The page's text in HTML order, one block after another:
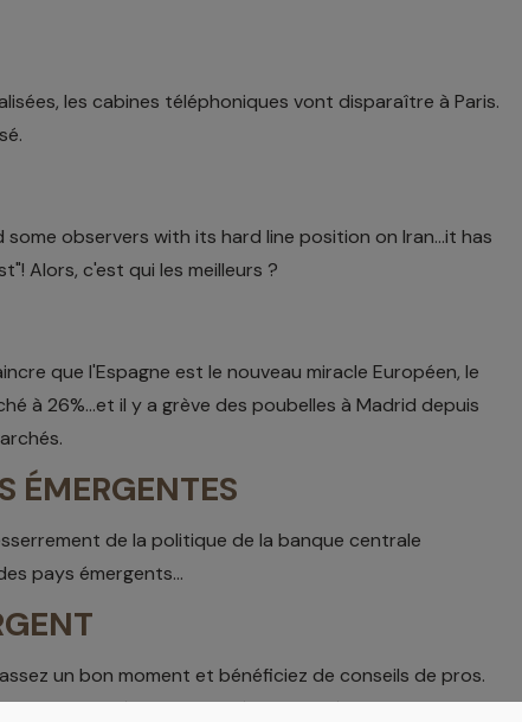
les cabines téléphoniques vont disparaître à Paris.
observers with its hard line position on Iran...it has
Alors, c'est qui les meilleurs ?
que l'Espagne est le nouveau miracle Européen, le
à 26%...et il y a grève des poubelles à Madrid depuis
ÉMERGENTES
de la politique de la banque centrale
pays émergents...
un bon moment et bénéficiez de conseils de pros.
notre invité. Et on a parlé des dernières niches fiscales